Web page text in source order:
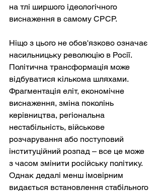
на тлі ширшого ідеологічного
виснаження в самому СРСР.
Ніщо з цього не обов'язково означає
насильницьку революцію в Росії.
Політична трансформація може
відбуватися кількома шляхами.
Фрагментація еліт, економічне
виснаження, зміна поколінь
керівництва, регіональна
нестабільність, військове
розчарування або поступовий
інституційний розпад – все це може
з часом змінити російську політику.
Однак дедалі менш імовірним
видається встановлення стабільного